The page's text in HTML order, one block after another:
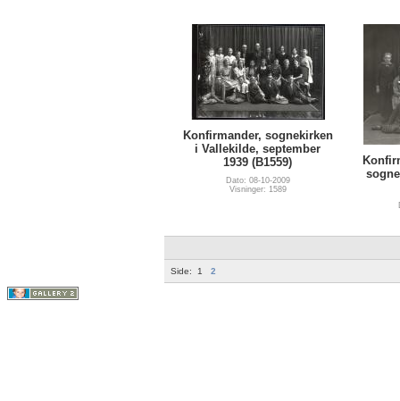
Konfirmander, sognekirken
i Vallekilde, september
1939 (B1559)
Dato: 08-10-2009
Visninger: 1589
Side: 1 2